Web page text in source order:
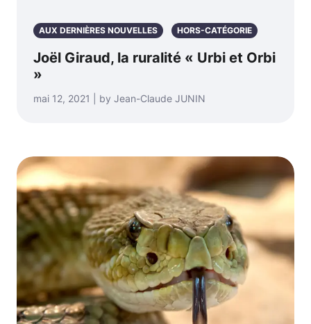
AUX DERNIÈRES NOUVELLES HORS-CATÉGORIE
Joël Giraud, la ruralité « Urbi et Orbi
»
mai 12, 2021 | by Jean-Claude JUNIN